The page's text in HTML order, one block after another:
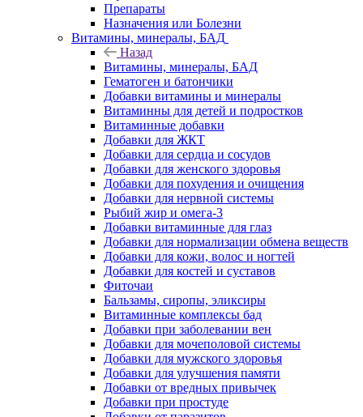
Препараты
Назначения или Болезни
Витамины, минералы, БАД
Назад
Витамины, минералы, БАД
Гематоген и батончики
Добавки витамины и минералы
Витаминны для детей и подростков
Витаминные добавки
Добавки для ЖКТ
Добавки для сердца и сосудов
Добавки для женского здоровья
Добавки для похудения и очищения
Добавки для нервной системы
Рыбий жир и омега-3
Добавки витаминные для глаз
Добавки для нормализации обмена веществ
Добавки для кожи, волос и ногтей
Добавки для костей и суставов
Фиточаи
Бальзамы, сиропы, эликсиры
Витаминные комплексы бад
Добавки при заболевании вен
Добавки для мочеполовой системы
Добавки для мужского здоровья
Добавки для улучшения памяти
Добавки от вредных привычек
Добавки при простуде